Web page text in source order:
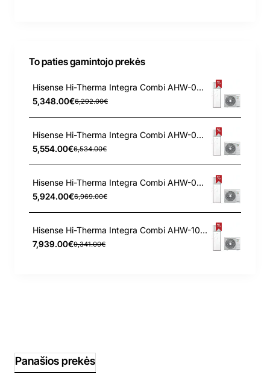
To paties gamintojo prekės
Hisense Hi-Therma Integra Combi AHW-044HCDS1 - AHS-044HCDSAA-23 4.4 kW oras-vanduo šilumos siurblys
5,348.00€6,292.00€
Hisense Hi-Therma Integra Combi AHW-060HCDS1 - AHS-060HCDSAA-23 6.0 kW oras-vanduo šilumos siurblys
5,554.00€6,534.00€
Hisense Hi-Therma Integra Combi AHW-080HCDS1 - AHS-080HCDSAA-23 8.0 kW oras-vanduo šilumos siurblys
5,924.00€6,969.00€
Hisense Hi-Therma Integra Combi AHW-100HEDS1 - AHS-100HEDSAA-23 10.0 kW oras-vanduo šilumos siurblys
7,939.00€9,341.00€
Panašios prekės